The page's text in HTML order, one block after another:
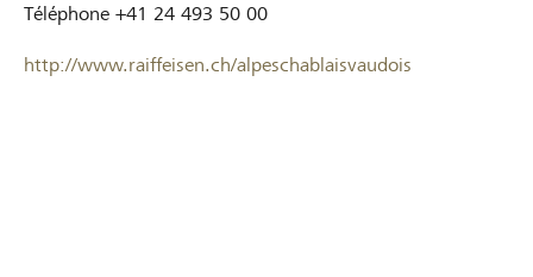
Téléphone +41 24 493 50 00
http://www.raiffeisen.ch/alpeschablaisvaudois